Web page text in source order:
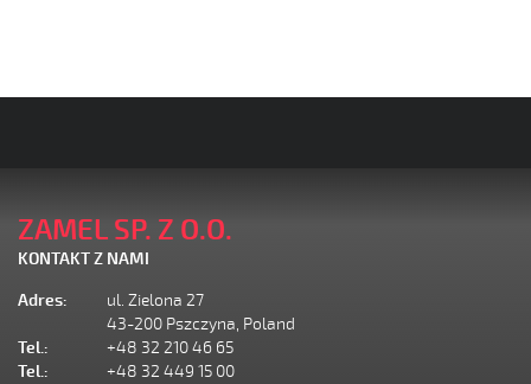
ZAMEL SP. Z O.O.
KONTAKT Z NAMI
Adres:
ul. Zielona 27
43-200 Pszczyna, Poland
Tel.:
+48 32 210 46 65
Tel.:
+48 32 449 15 00